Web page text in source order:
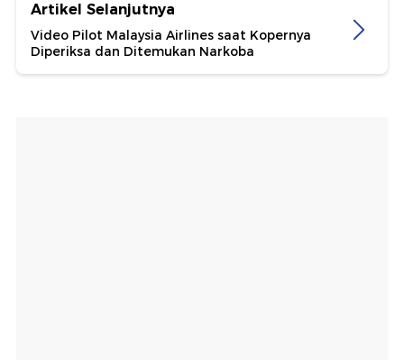
Artikel Selanjutnya
Video Pilot Malaysia Airlines saat Kopernya
Diperiksa dan Ditemukan Narkoba